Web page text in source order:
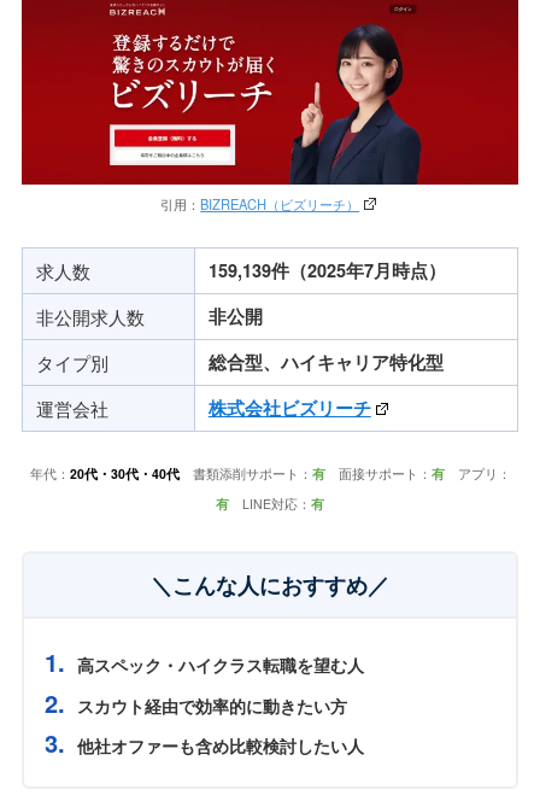
引用： BIZREACH（ビズリーチ）
求人数 159,139件（2025年7月時点）
非公開求人数 非公開
タイプ別 総合型、ハイキャリア特化型
運営会社 株式会社ビズリーチ
年代： 20代・30代・40代書類添削サポート： 有面接サポート： 有アプリ：
有 LINE対応： 有
＼こんな人におすすめ／
高スペック・ハイクラス転職を望む人
スカウト経由で効率的に動きたい方
他社オファーも含め比較検討したい人